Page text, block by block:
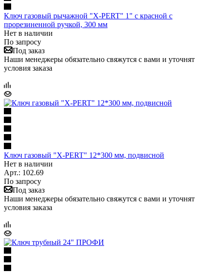
Ключ газовый рычажной "X-PERT" 1" с красной с
прорезиненной ручкой, 300 мм
Нет в наличии
По запросу
Под заказ
Наши менеджеры обязательно свяжутся с вами и уточнят
условия заказа
Ключ газовый "X-PERT" 12*300 мм, подвисной
Нет в наличии
Арт.: 102.69
По запросу
Под заказ
Наши менеджеры обязательно свяжутся с вами и уточнят
условия заказа